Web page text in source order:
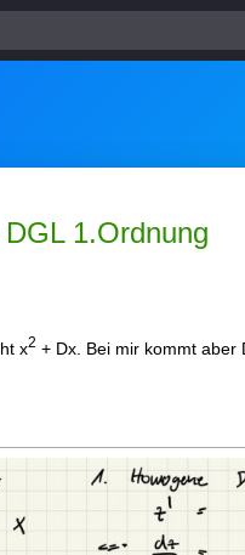
1.Ordnung
x2 + Dx. Bei mir kommt aber